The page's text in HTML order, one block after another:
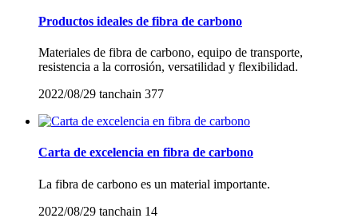
Productos ideales de fibra de carbono
Materiales de fibra de carbono, equipo de transporte,
resistencia a la corrosión, versatilidad y flexibilidad.
2022/08/29 tanchain 377
Carta de excelencia en fibra de carbono
La fibra de carbono es un material importante.
2022/08/29 tanchain 14